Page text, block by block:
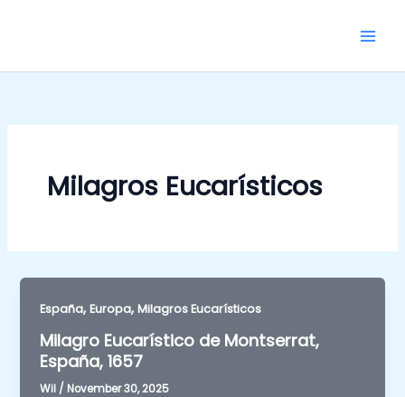
Milagros Eucarísticos
España,Europa,Milagros Eucarísticos
Milagro Eucarístico de Montserrat,
España, 1657
Wil / November 30, 2025